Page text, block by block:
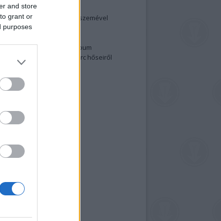
and store
grant or
purposes
és anatómia
egy holland fotós szemével
fotók 2015-ből
a nagy meztelen album
meg a 48-as szabadságharc hőseiről
fotókat!
feliratkozás